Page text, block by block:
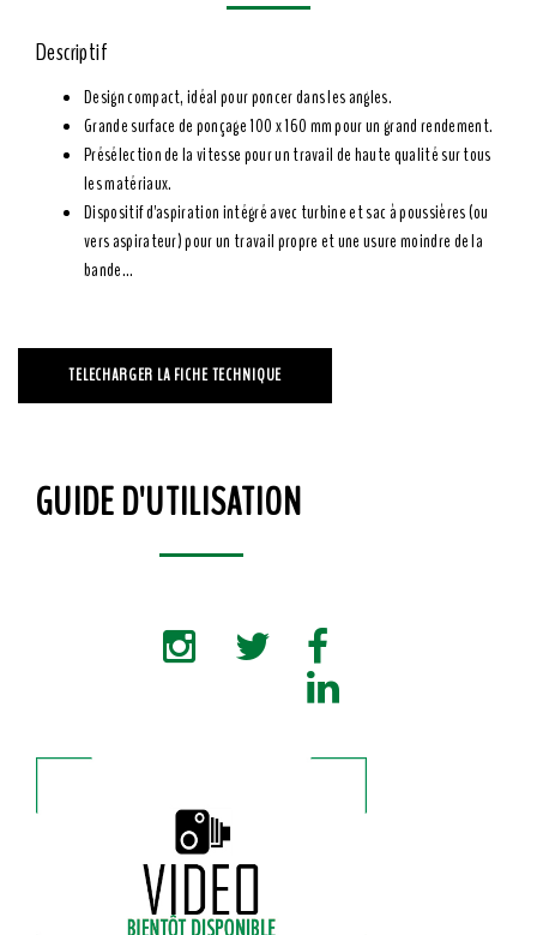
Descriptif
Design compact, idéal pour poncer dans les angles.
Grande surface de ponçage 100 x 160 mm pour un grand rendement.
Présélection de la vitesse pour un travail de haute qualité sur tous
les matériaux.
Dispositif d'aspiration intégré avec turbine et sac à poussières (ou
vers aspirateur) pour un travail propre et une usure moindre de la
bande...
TELECHARGER LA FICHE TECHNIQUE
GUIDE D'UTILISATION